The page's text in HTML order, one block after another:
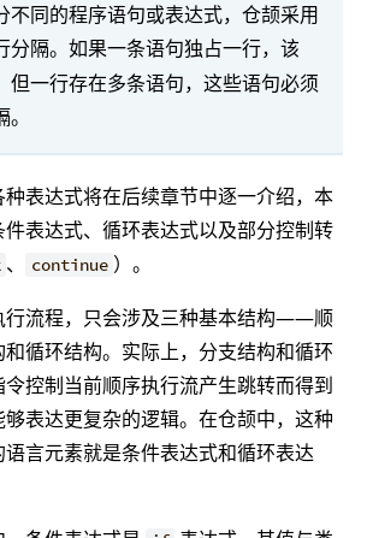
不同的程序语句或表达式，仓颉采用
分隔。如果一条语句独占一行，该
但一行存在多条语句，这些语句必须
表达式将在后续章节中逐一介绍，本
表达式、循环表达式以及部分控制转
、 continue ）。
行流程，只会涉及三种基本结构——顺
循环结构。实际上，分支结构和循环
控制当前顺序执行流产生跳转而得到
表达更复杂的逻辑。在仓颉中，这种
言元素就是条件表达式和循环表达